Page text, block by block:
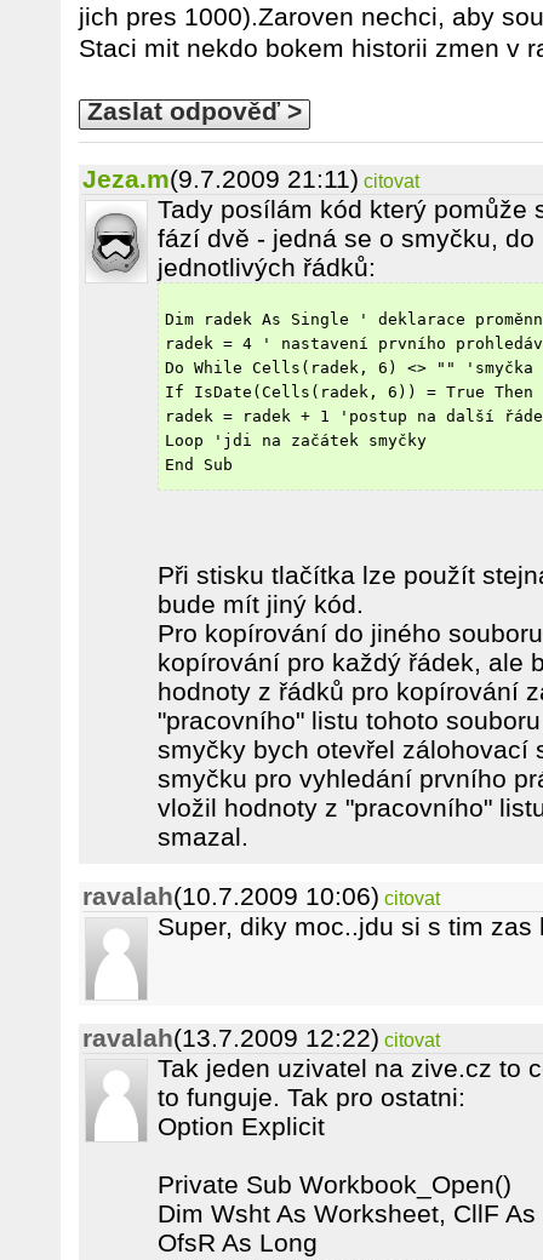
jich pres 1000).Zaroven nechci, aby
Staci mit nekdo bokem historii zmen v
Zaslat odpověď >
Jeza.m(9.7.2009 21:11) citovat
Tady posílám kód který pomůže
fází dvě - jedná se o smyčku,
jednotlivých řádků:
Dim radek As Single ' deklarace
radek = 4 ' nastavení prvního
Do While Cells(radek, 6) <> ""
If IsDate(Cells(radek, 6)) = True Then
radek = radek + 1 'postup na další
Loop 'jdi na začátek smyčky
End Sub
Při stisku tlačítka lze použít
bude mít jiný kód.
Pro kopírování do jiného
kopírování pro každý řádek, ale
hodnoty z řádků pro kopírování
"pracovního" listu tohoto
smyčky bych otevřel zálohovací
smyčku pro vyhledání prvního
vložil hodnoty z "pracovního"
smazal.
ravalah(10.7.2009 10:06) citovat
Super, diky moc..jdu si s tim zas
ravalah(13.7.2009 12:22) citovat
Tak jeden uzivatel na zive.cz to
to funguje. Tak pro ostatni:
Option Explicit
Private Sub Workbook_Open()
Dim Wsht As Worksheet, CllF
OfsR As Long